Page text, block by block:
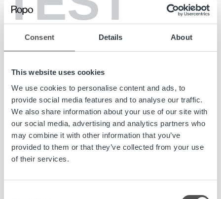
Consent Details About
This website uses cookies
We use cookies to personalise content and ads, to
provide social media features and to analyse our traffic.
We also share information about your use of our site with
our social media, advertising and analytics partners who
may combine it with other information that you’ve
provided to them or that they’ve collected from your use
of their services.
kasvattaessaan osuuttaan, kertoo Ropo Capitalin
perustajaosakas
Tuomo Rissanen
(52 %), KPY:n (27 %) ja Ropo Capitalin toimivan johdon (10
Lisätietoa:
Lauri Kerman, toimitusjohtaja, KPY, puh. 050 357 538
Artti Aurasmaa, toimitusjohtaja, Ropo Capital, puh. 045
186 1775, artti.aurasmaa@ropocapital.fi
Osuuskunta KPY